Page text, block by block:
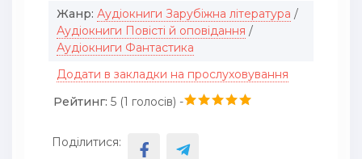
Жанр: Аудіокниги Зарубіжна література /
Аудіокниги Повісті й оповідання /
Аудіокниги Фантастика
Додати в закладки на прослуховування
Рейтинг: 5 (1 голосів) -
Поділитися: